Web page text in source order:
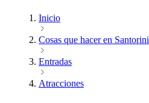
Inicio
Cosas que hacer en Santorini
Entradas
Atracciones